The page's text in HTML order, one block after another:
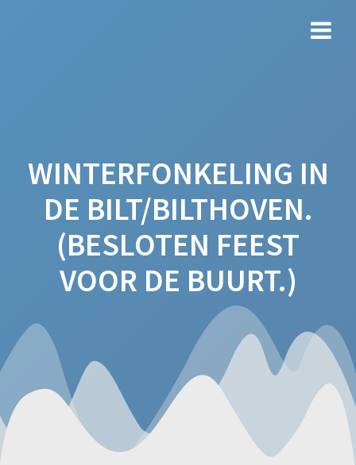
WINTERFONKELING IN
DE BILT/BILTHOVEN.
(BESLOTEN FEEST
VOOR DE BUURT.)